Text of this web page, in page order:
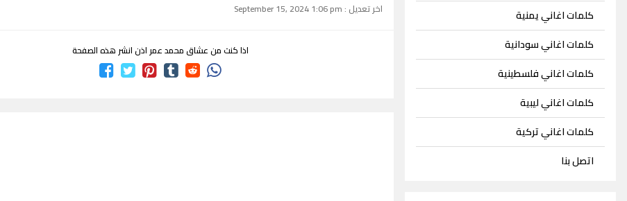
كلمات اغاني يمنية
كلمات اغاني سودانية
كلمات اغاني فلسطينية
كلمات اغاني ليبية
كلمات اغاني تركية
اتصل بنا
اخر تعديل : September 15, 2024 1:06 pm
اذا كنت من عشاق محمد عمر اذن انشر هذه الصفحة